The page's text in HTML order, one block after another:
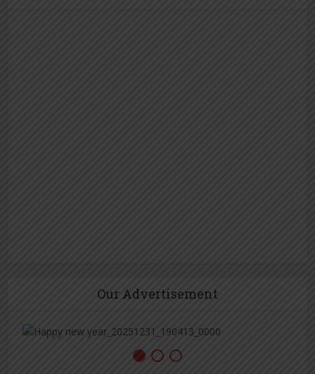
Our Advertisement